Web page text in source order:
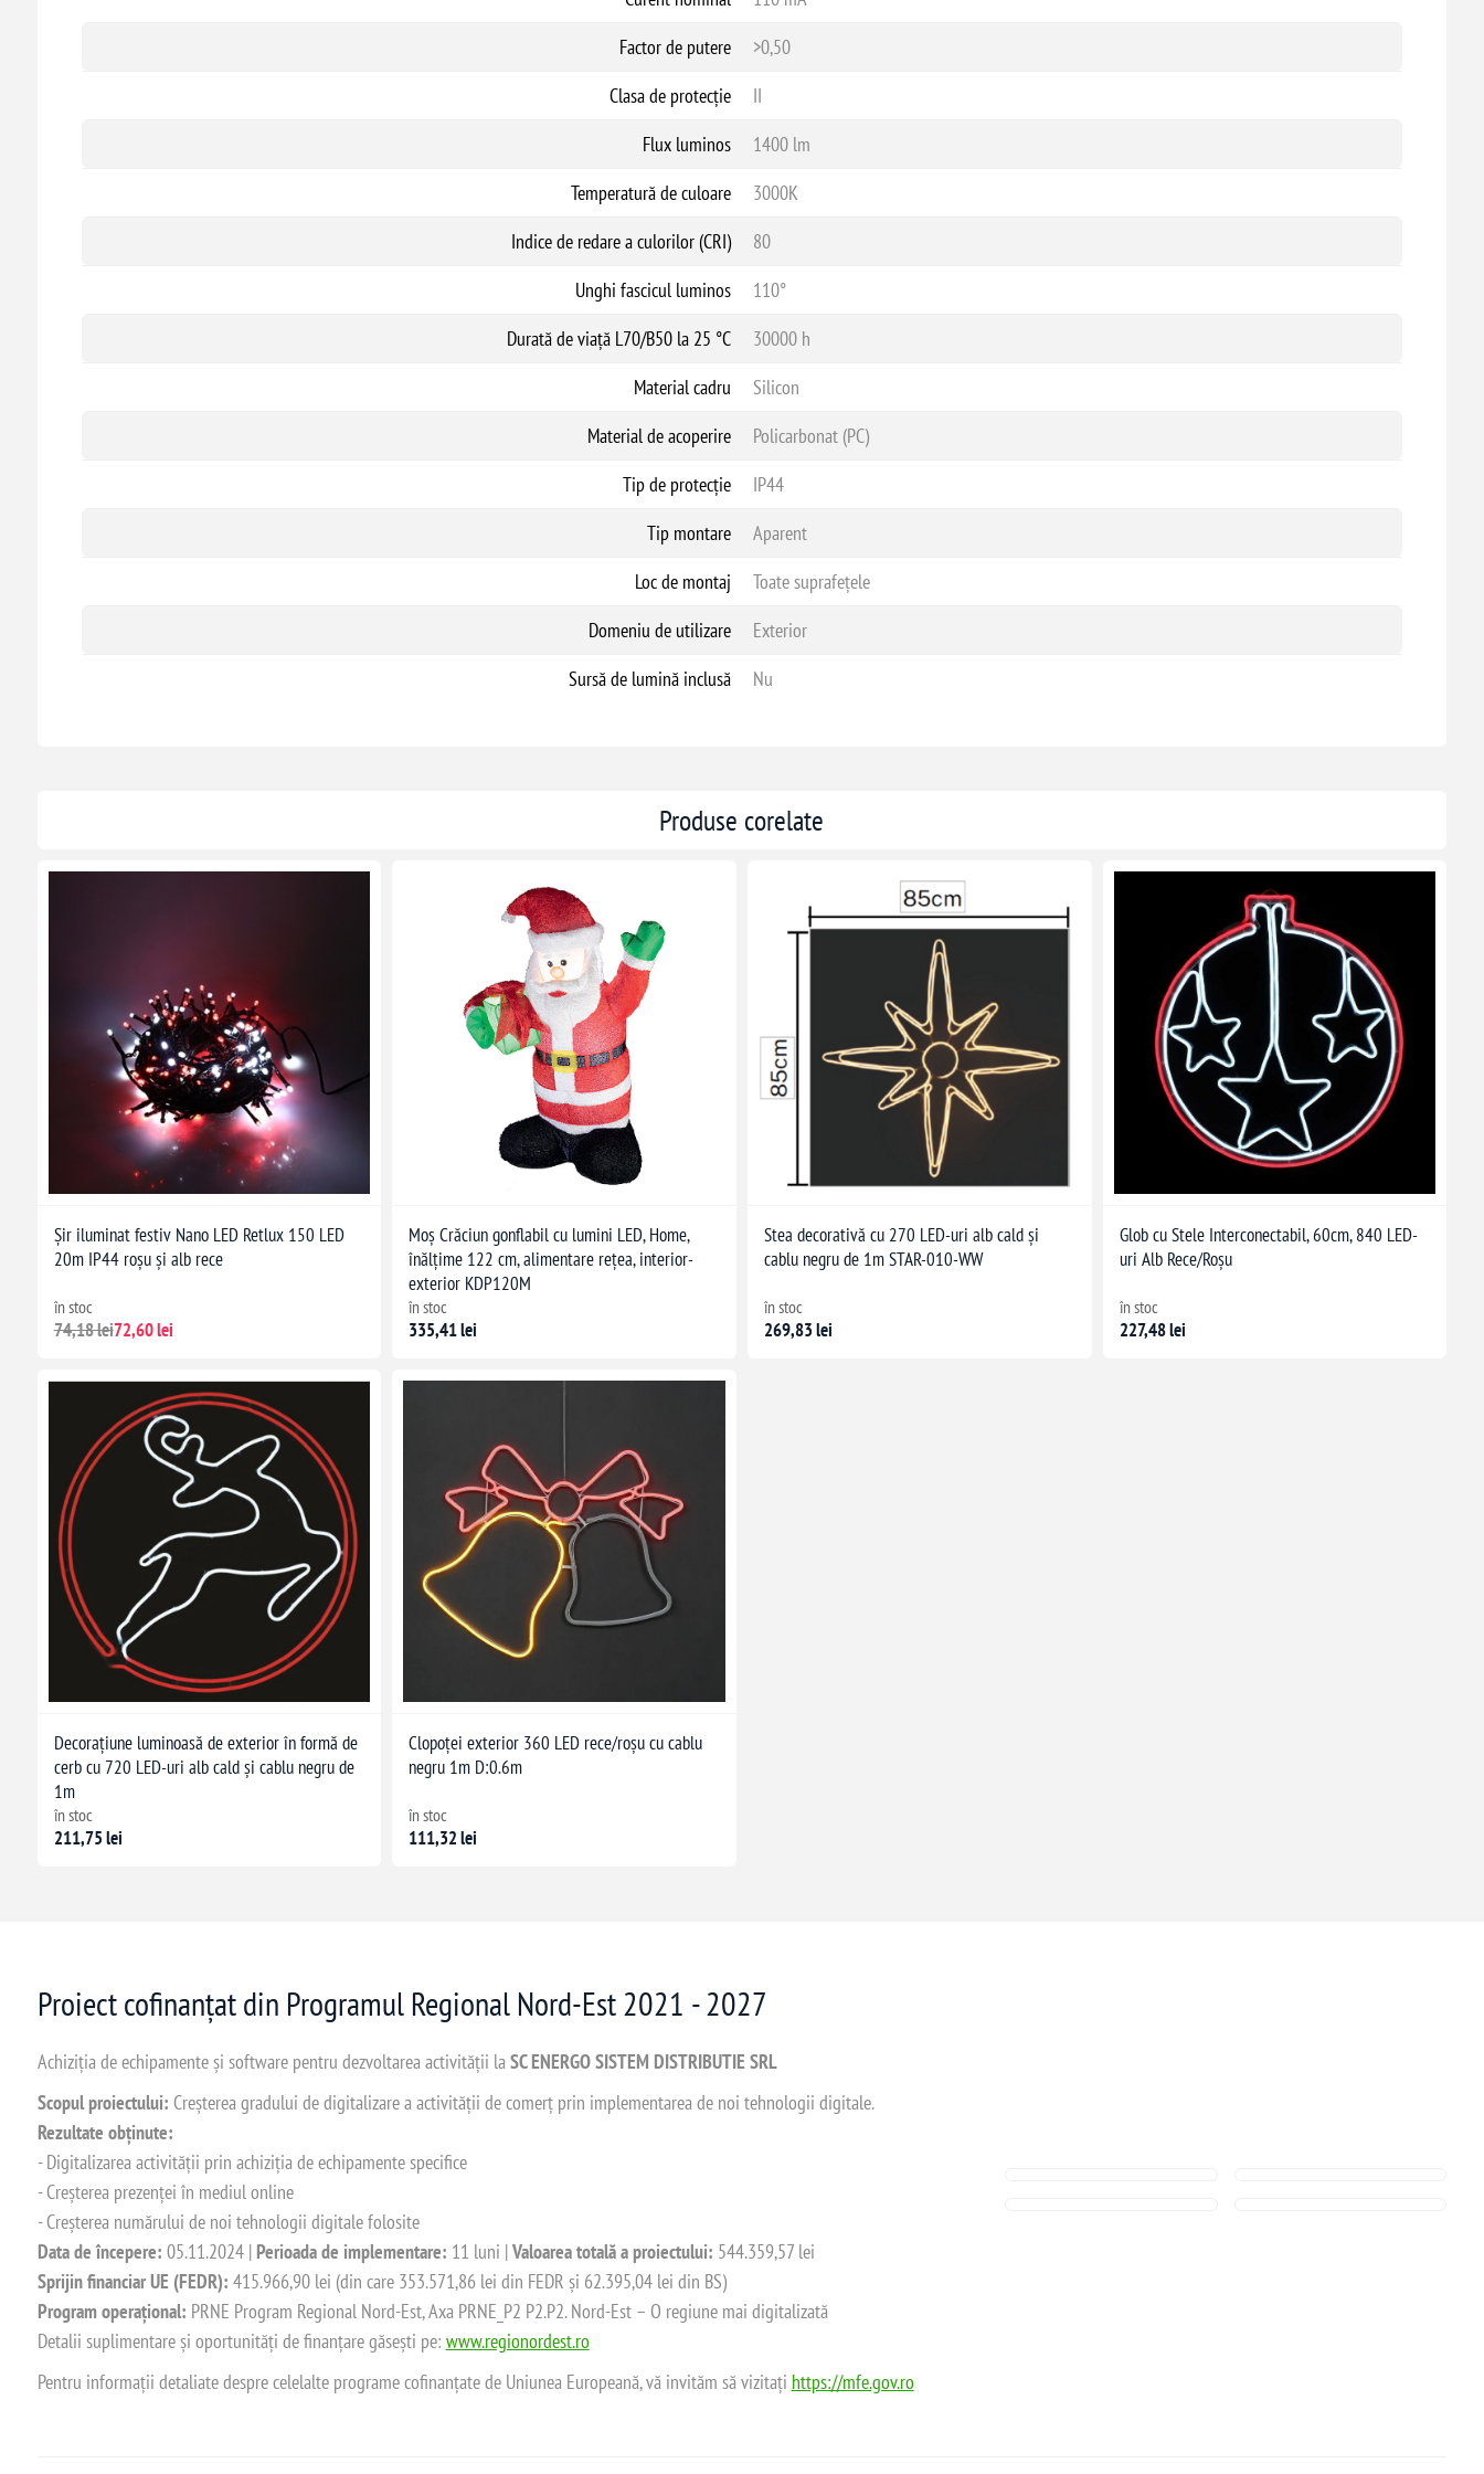
Factor de putere
>0,50
Clasa de protecție
II
Flux luminos
1400 lm
Temperatură de culoare
3000K
Indice de redare a culorilor (CRI)
80
Unghi fascicul luminos
110°
Durată de viață L70/B50 la 25 °C
30000 h
Material cadru
Silicon
Material de acoperire
Policarbonat (PC)
Tip de protecție
IP44
Tip montare
Aparent
Loc de montaj
Toate suprafețele
Domeniu de utilizare
Exterior
Sursă de lumină inclusă
Nu
Produse corelate
Șir iluminat festiv Nano LED Retlux 150 LED
20m IP44 roșu și alb rece
în stoc
74,18 lei72,60 lei
Moș Crăciun gonflabil cu lumini LED, Home,
înălțime 122 cm, alimentare rețea, interior-
exterior KDP120M
în stoc
335,41 lei
Stea decorativă cu 270 LED-uri alb cald și
cablu negru de 1m STAR-010-WW
în stoc
269,83 lei
Glob cu Stele Interconectabil, 60cm, 840 LED-
uri Alb Rece/Roșu
în stoc
227,48 lei
Decorațiune luminoasă de exterior în formă de
cerb cu 720 LED-uri alb cald și cablu negru de
1m
în stoc
211,75 lei
Clopoței exterior 360 LED rece/roșu cu cablu
negru 1m D:0.6m
în stoc
111,32 lei
Proiect cofinanțat din Programul Regional Nord-Est 2021 - 2027
Achiziția de echipamente și software pentru dezvoltarea activității laSC ENERGO SISTEM DISTRIBUTIE SRL
Scopul proiectului: Creșterea gradului de digitalizare a activității de comerț prin implementarea de noi tehnologii digitale.
Rezultate obținute:
- Digitalizarea activității prin achiziția de echipamente specifice
- Creșterea prezenței în mediul online
- Creșterea numărului de noi tehnologii digitale folosite
Data de începere: 05.11.2024 | Perioada de implementare: 11 luni |Valoarea totală a proiectului: 544.359,57 lei
Sprijin financiar UE (FEDR): 415.966,90 lei (din care 353.571,86 lei din FEDR și 62.395,04 lei din BS)
Program operațional: PRNE Program Regional Nord-Est, Axa PRNE_P2 P2.P2. Nord-Est – O regiune mai digitalizată
Detalii suplimentare și oportunități de finanțare găsești pe: www.regionordest.ro
Pentru informații detaliate despre celelalte programe cofinanțate de Uniunea Europeană, vă invităm să vizitați https://mfe.gov.ro